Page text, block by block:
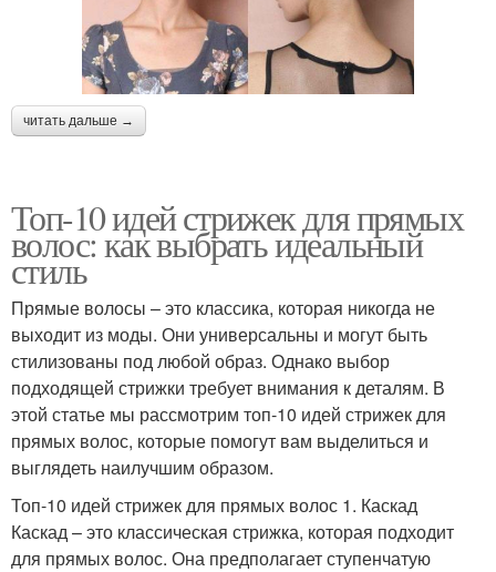
читать дальше →
Топ-10 идей стрижек для прямых
волос: как выбрать идеальный
стиль
Прямые волосы – это классика, которая никогда не
выходит из моды. Они универсальны и могут быть
стилизованы под любой образ. Однако выбор
подходящей стрижки требует внимания к деталям. В
этой статье мы рассмотрим топ-10 идей стрижек для
прямых волос, которые помогут вам выделиться и
выглядеть наилучшим образом.
Топ-10 идей стрижек для прямых волос 1. Каскад
Каскад – это классическая стрижка, которая подходит
для прямых волос. Она предполагает ступенчатую